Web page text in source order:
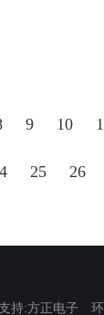
9 10
25 26
持:方正电子